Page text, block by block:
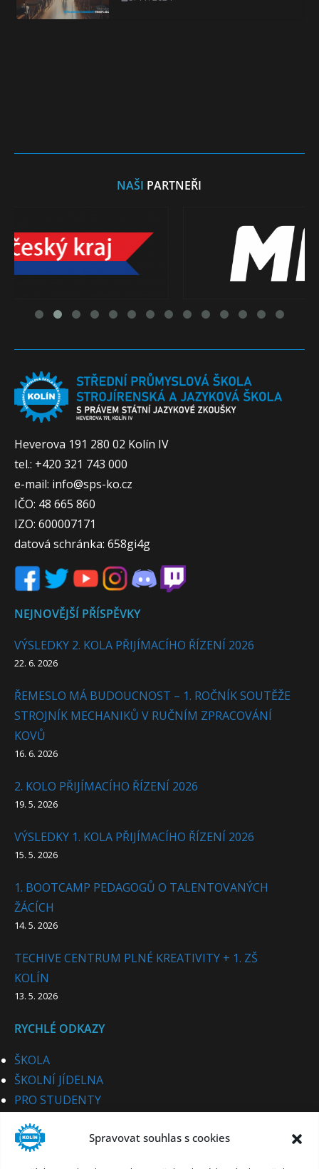
Spravovat souhlas s cookies
NAŠI PARTNEŘI
Heverova 191 280 02 Kolín IV
tel.: +420 321 743 000
e-mail: info@sps-ko.cz
IČO: 48 665 860
IZO: 600007171
datová schránka: 658gi4g
NEJNOVĚJŠÍ PŘÍSPĚVKY
VÝSLEDKY 2. KOLA PŘIJÍMACÍHO ŘÍZENÍ 2026
22. 6. 2026
ŘEMESLO MÁ BUDOUCNOST – 1. ROČNÍK SOUTĚŽE
STROJNÍK MECHANIKŮ V RUČNÍM ZPRACOVÁNÍ
KOVŮ
16. 6. 2026
2. KOLO PŘIJÍMACÍHO ŘÍZENÍ 2026
19. 5. 2026
VÝSLEDKY 1. KOLA PŘIJÍMACÍHO ŘÍZENÍ 2026
15. 5. 2026
1. BOOTCAMP PEDAGOGŮ O TALENTOVANÝCH
ŽÁCÍCH
14. 5. 2026
TECHIVE CENTRUM PLNÉ KREATIVITY + 1. ZŠ
KOLÍN
13. 5. 2026
RYCHLÉ ODKAZY
ŠKOLA
ŠKOLNÍ JÍDELNA
PRO STUDENTY
PRO UCHAZEČE
STUDIJNÍ OBORY